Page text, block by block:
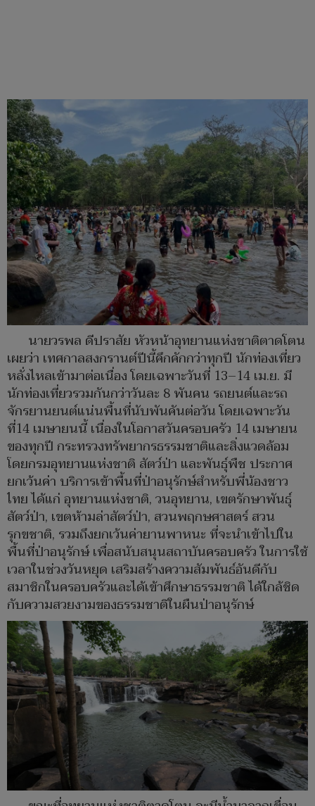
นายวรพล ดีปราสัย หัวหน้าอุทยานแห่งชาติตาดโตน
เผยว่า เทศกาลสงกรานต์ปีนี้คึกคักกว่าทุกปี นักท่องเที่ยว
หลั่งไหลเข้ามาต่อเนื่อง โดยเฉพาะวันที่ 13–14 เม.ย. มี
นักท่องเที่ยวรวมกันกว่าวันละ 8 พันคน รถยนต์และรถ
จักรยานยนต์แน่นพื้นที่นับพันคันต่อวัน โดยเฉพาะวัน
ที่14 เมษายนนี้ เนื่องในโอกาสวันครอบครัว 14 เมษายน
ของทุกปี กระทรวงทรัพยากรธรรมชาติและสิ่งแวดล้อม
โดยกรมอุทยานแห่งชาติ สัตว์ป่า และพันธุ์พืช ประกาศ
ยกเว้นค่า บริการเข้าพื้นที่ป่าอนุรักษ์สำหรับพี่น้องชาว
ไทย ได้แก่ อุทยานแห่งชาติ, วนอุทยาน, เขตรักษาพันธุ์
สัตว์ป่า, เขตห้ามล่าสัตว์ป่า, สวนพฤกษศาสตร์ สวน
รุกขชาติ, รวมถึงยกเว้นค่ายานพาหนะ ที่จะนำเข้าไปใน
พื้นที่ป่าอนุรักษ์ เพื่อสนับสนุนสถาบันครอบครัว ในการใช้
เวลาในช่วงวันหยุด เสริมสร้างความสัมพันธ์อันดีกับ
สมาชิกในครอบครัวและได้เข้าศึกษาธรรมชาติ ได้ใกล้ชิด
กับความสวยงามของธรรมชาติในผืนป่าอนุรักษ์